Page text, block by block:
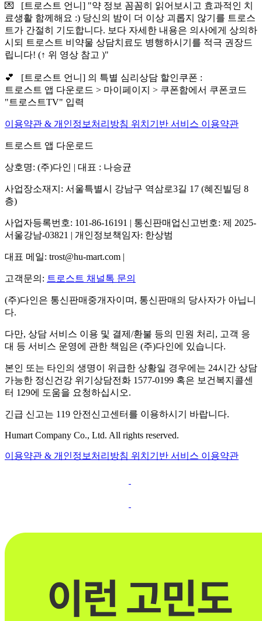
💌 [트로스트 언니] "약 정보 꼼꼼히 읽어보시고 효과적인 치
료생활 함께해요 :) 당신의 밤이 더 이상 괴롭지 않기를 트로스
트가 간절히 기도합니다. 보다 자세한 내용은 의사에게 상의하
시되 트로스트 비약물 상담치료도 병행하시기를 적극 권장드
립니다! (↑ 위 영상 참고 )"
💕 [트로스트 언니] 의 특별 심리상담 할인쿠폰 :
트로스트 앱 다운로드 > 마이페이지 > 쿠폰함에서 쿠폰코드
"트로스트TV" 입력
이용약관 & 개인정보처리방침 위치기반 서비스 이용약관
트로스트 앱 다운로드
상호명: (주)다인 | 대표 : 나승균
사업장소재지: 서울특별시 강남구 역삼로3길 17 (혜진빌딩 8
층)
사업자등록번호: 101-86-16191 | 통신판매업신고번호: 제 2025-
서울강남-03821 | 개인정보책임자: 한상범
대표 메일: trost@hu-mart.com |
고객문의: 트로스트 채널톡 문의
(주)다인은 통신판매중개자이며, 통신판매의 당사자가 아닙니
다.
다만, 상담 서비스 이용 및 결제/환불 등의 민원 처리, 고객 응
대 등 서비스 운영에 관한 책임은 (주)다인에 있습니다.
본인 또는 타인의 생명이 위급한 상황일 경우에는 24시간 상담
가능한 정신건강 위기상담전화 1577-0199 혹은 보건복지콜센
터 129에 도움을 요청하십시오.
긴급 신고는 119 안전신고센터를 이용하시기 바랍니다.
Humart Company Co., Ltd. All rights reserved.
이용약관 & 개인정보처리방침 위치기반 서비스 이용약관